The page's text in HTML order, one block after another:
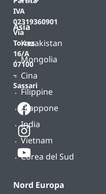
IVA
02319360901
Via
Torres
16/A
07100
–
Sassari
Asia
Kazakistan
Mongolia
Cina
Filippine
Giappone
India
Vietnam
Corea del Sud
Nord Europa